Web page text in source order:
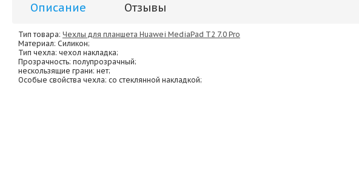
Описание Отзывы
Тип товара: Чехлы для планшета Huawei MediaPad T2 7.0 Pro
Материал: Силикон;
Тип чехла: чехол накладка;
Прозрачность: полупрозрачный;
нескользящие грани: нет;
Особые свойства чехла: со стеклянной накладкой;